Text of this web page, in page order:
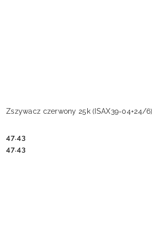
Zszywacz czerwony 25k (ISAX39-04+24/
Cena:
47.43
Cena:
47.43